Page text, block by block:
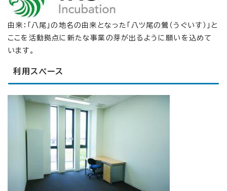
由来：「八尾」の地名の由来となった「八ツ尾の鶯（うぐいす）」と
ここを活動拠点に新たな事業の芽が出るように願いを込めて
います。
利用スペース